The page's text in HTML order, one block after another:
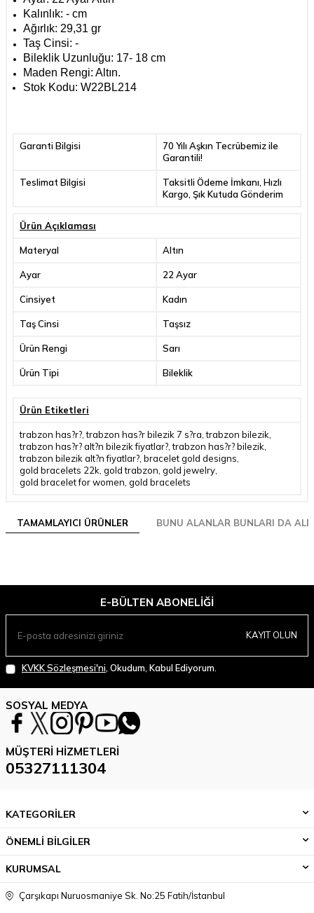
Kalınlık: - cm
Ağırlık: 29,31 gr
Taş Cinsi: -
Bileklik Uzunluğu: 17- 18 cm
Maden Rengi: Altın.
Stok Kodu: W22BL214
Garanti Bilgisi
70 Yılı Aşkın Tecrübemiz ile
Garantili!
Teslimat Bilgisi
Taksitli Ödeme İmkanı, Hızlı
Kargo, Şık Kutuda Gönderim
Ürün Açıklaması
Materyal Altın
Ayar 22 Ayar
Cinsiyet Kadın
Taş Cinsi Taşsız
Ürün Rengi Sarı
Ürün Tipi Bileklik
Ürün Etiketleri
trabzon has?r? ,trabzon has?r bilezik 7 s?ra ,trabzon bilezik
trabzon has?r? alt?n bilezik fiyatlar? ,trabzon has?r? bilezik
trabzon bilezik alt?n fiyatlar? bracelet gold designs
gold bracelets 22k gold trabzon gold jewelry
gold bracelet for women gold bracelets
TAMAMLAYICI ÜRÜNLER BUNU ALANLAR BUNLARI DA
E-BÜLTEN ABONELIĞI
KAYIT OLUN
KVKK Sözleşmesi'ni , Okudum, Kabul Ediyorum.
SOSYAL MEDYA
MÜŞTERI HIZMETLERI
05327111304
KATEGORİLER
ÖNEMLİ BİLGİLER
KURUMSAL
Çarşıkapı Nuruosmaniye Sk. No:25 Fatih/İstanbul